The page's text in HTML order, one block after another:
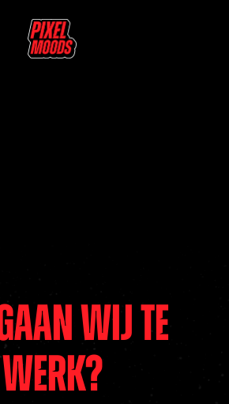
WIJ TE
WERK?